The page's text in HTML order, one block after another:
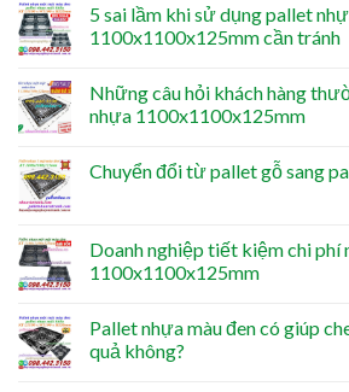
5 sai lầm khi sử dụng pallet
1100x1100x125mm cần tránh
Những câu hỏi khách hàng
nhựa 1100x1100x125mm
Chuyển đổi từ pallet gỗ sang
Doanh nghiệp tiết kiệm chi phí
1100x1100x125mm
Pallet nhựa màu đen có giúp
quả không?